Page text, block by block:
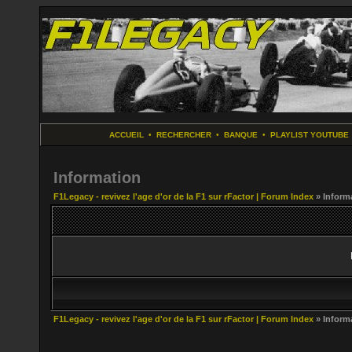
ACCUEIL • RECHERCHER• BANQUE • PLAYLIST YOUTUBE
Information
F1Legacy - revivez l'age d'or de la F1 sur rFactor | Forum Index »
F1Legacy - revivez l'age d'or de la F1 sur rFactor | Forum Index »